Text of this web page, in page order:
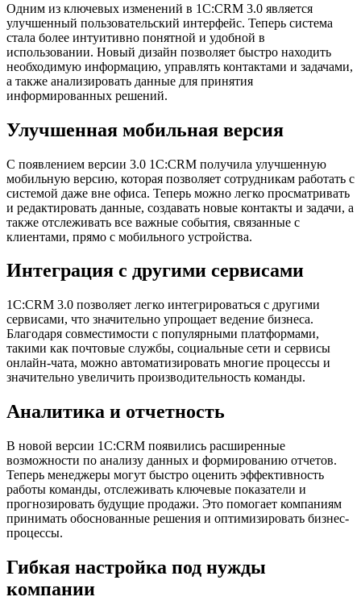
Одним из ключевых изменений в 1С:CRM 3.0 является
улучшенный пользовательский интерфейс. Теперь система
стала более интуитивно понятной и удобной в
использовании. Новый дизайн позволяет быстро находить
необходимую информацию, управлять контактами и задачами,
а также анализировать данные для принятия
информированных решений.
Улучшенная мобильная версия
С появлением версии 3.0 1С:CRM получила улучшенную
мобильную версию, которая позволяет сотрудникам работать с
системой даже вне офиса. Теперь можно легко просматривать
и редактировать данные, создавать новые контакты и задачи, а
также отслеживать все важные события, связанные с
клиентами, прямо с мобильного устройства.
Интеграция с другими сервисами
1С:CRM 3.0 позволяет легко интегрироваться с другими
сервисами, что значительно упрощает ведение бизнеса.
Благодаря совместимости с популярными платформами,
такими как почтовые службы, социальные сети и сервисы
онлайн-чата, можно автоматизировать многие процессы и
значительно увеличить производительность команды.
Аналитика и отчетность
В новой версии 1С:CRM появились расширенные
возможности по анализу данных и формированию отчетов.
Теперь менеджеры могут быстро оценить эффективность
работы команды, отслеживать ключевые показатели и
прогнозировать будущие продажи. Это помогает компаниям
принимать обоснованные решения и оптимизировать бизнес-
процессы.
Гибкая настройка под нужды
компании